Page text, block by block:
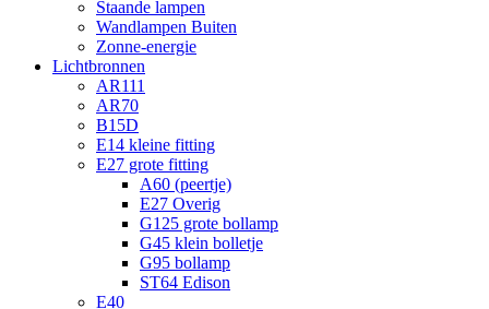
Staande lampen
Wandlampen Buiten
Zonne-energie
Lichtbronnen
AR111
AR70
B15D
E14 kleine fitting
E27 grote fitting
A60 (peertje)
E27 Overig
G125 grote bollamp
G45 klein bolletje
G95 bollamp
ST64 Edison
E40